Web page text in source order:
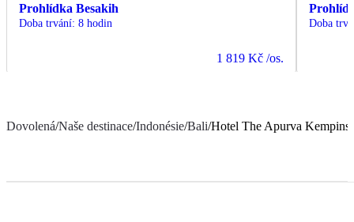
Prohlídka Besakih
Doba trvání: 8 hodin
1 819 Kč /os.
Doba
Dovolená/Naše destinace/Indonésie/Bali/Hotel The Apurva